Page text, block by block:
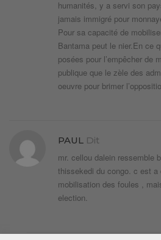
humanités, y a servi son
jamais immigré pour
Pour sa capacité de
Bantama peut le nier.En ce
posées pour l’empêcher de
publique que le zèle des
oeuvre pour brimer
PAUL Dit
mr. cellou dalein ressemble
thissekedi du congo. c est
mobilisation des foules ,
election.